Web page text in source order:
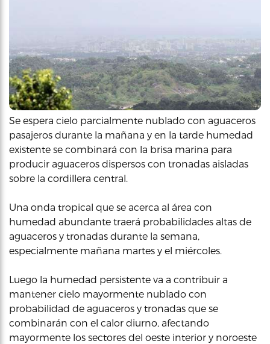
Se espera cielo parcialmente nublado con aguaceros
pasajeros durante la mañana y en la tarde humedad
existente se combinará con la brisa marina para
producir aguaceros dispersos con tronadas aisladas
sobre la cordillera central.
Una onda tropical que se acerca al área con
humedad abundante traerá probabilidades altas de
aguaceros y tronadas durante la semana,
especialmente mañana martes y el miércoles.
Luego la humedad persistente va a contribuir a
mantener cielo mayormente nublado con
probabilidad de aguaceros y tronadas que se
combinarán con el calor diurno, afectando
mayormente los sectores del oeste interior y noroeste